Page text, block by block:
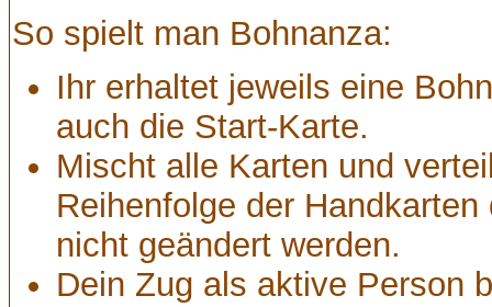
So spielt man Bohnanza:
Ihr erhaltet jeweils eine
auch die Start-Karte.
Mischt alle Karten und
Reihenfolge der
nicht geändert werden.
Dein Zug als aktive Person